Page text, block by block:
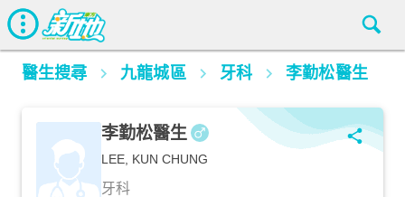
醫生搜尋 九龍城區 牙科 李勤松醫生
李勤松醫生
LEE, KUN CHUNG
牙科